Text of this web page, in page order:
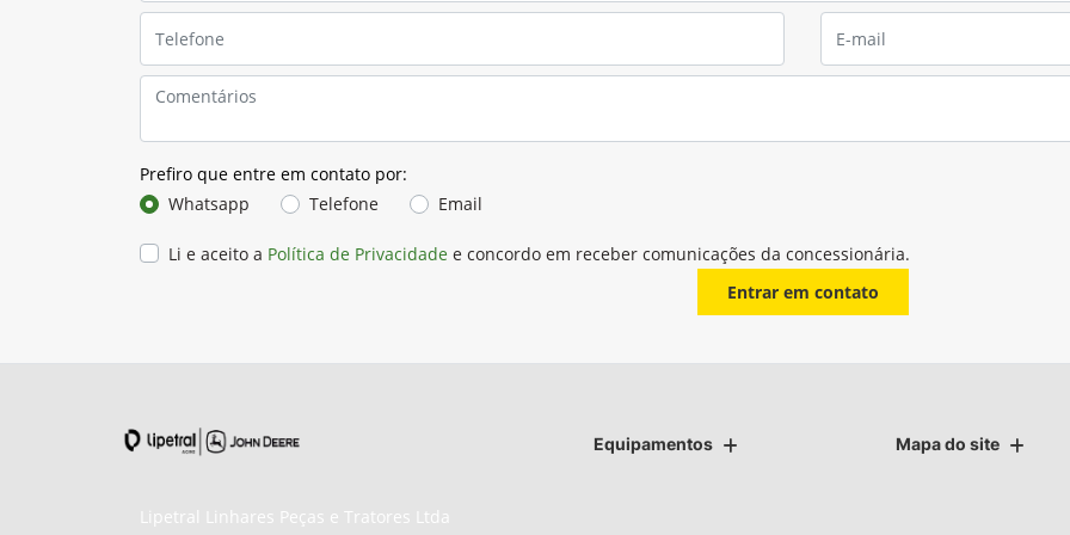
Prefiro que entre em contato por:
Whatsapp
Telefone Email
Li e aceito a Política de Privacidade e concordo em receber comunicações da concessionária.
Entrar em contato
Equipamentos Mapa do site
Lipetral Linhares Peças e Tratores Ltda